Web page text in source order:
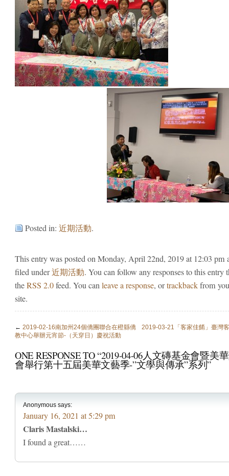
Posted in: 近期活動.
This entry was posted on Monday, April 22nd, 2019 at 12:03 pm
filed under近期活動. You can follow any responses to this entry
theRSS 2.0feed. You canleave a response, ortrackbackfrom
site.
← 2019-02-16南加州24個僑團聯合在橙縣僑
教中心舉辦元宵節-（天穿日）慶祝活動
2019-03-21「客家佳餚」臺灣
ONE RESPONSE TO “2019-04-06人文磚基金會暨美
會舉行第十五屆美華文藝季-”文學與傳承”系列”
Anonymous says:
January 16, 2021 at 5:29 pm
Claris Mastalski…
I found a great……